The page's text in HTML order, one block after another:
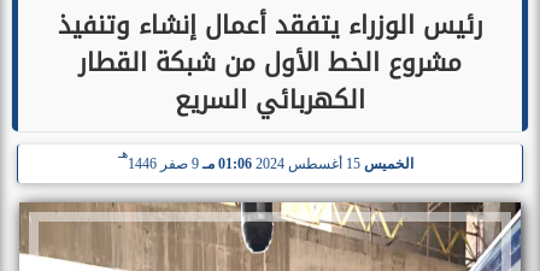
رئيس الوزراء يتفقد أعمال إنشاء وتنفيذ
مشروع الخط الأول من شبكة القطار
الكهربائي السريع
الخميس 15 أغسطس 2024 01:06 مـ 9 صفر 1446
هـ